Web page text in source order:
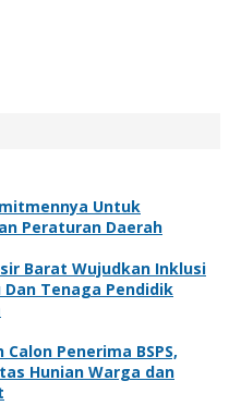
Untuk
Peraturan Daerah
Barat Wujudkan Inklusi
Dan Tenaga Pendidik
Penerima BSPS,
Hunian Warga dan